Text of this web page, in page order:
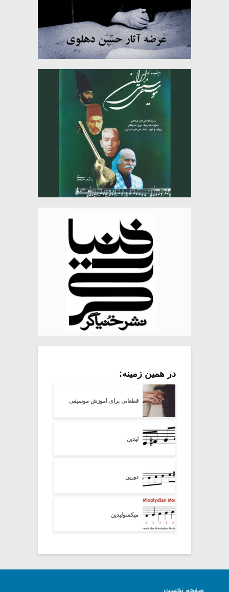
در همین زمینه:
قطعاتی برای آموزش موسیقی
لیدین
دورین
میکسولیدین
صفحه نخست